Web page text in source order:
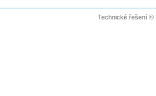
Technické řešení ©